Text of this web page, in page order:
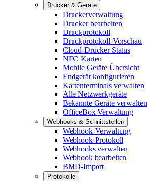
Drucker & Geräte
Druckerverwaltung
Drucker bearbeiten
Druckprotokoll
Druckprotokoll-Vorschau
Cloud-Drucker Status
NFC-Karten
Mobile Geräte Übersicht
Endgerät konfigurieren
Kartenterminals verwalten
Alle Netzwerkgeräte
Bekannte Geräte verwalten
OfficeBox Verwaltung
Webhooks & Schnittstellen
Webhook-Verwaltung
Webhook-Protokoll
Webhooks verwalten
Webhook bearbeiten
BMD-Import
Protokolle